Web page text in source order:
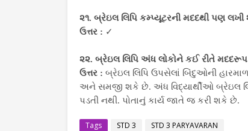
૨૧. બ્રેઇલ લિપિ કમ્પ્યૂટરની મદદથી પણ
ઉત્તર : ✓
૨૨. બ્રેઇલ લિપિ અંધ લોકોને કઈ રીતે
ઉત્તર : બ્રેઇલ લિપિ ઉપસેલાં બિંદુઓની
અને સમજી શકે છે. અંધ વિદ્યાર્થીઓ બ્રેઇલ
પડતી નથી. પોતાનું કાર્ય જાતે જ કરી શકે છે.
Tags STD 3 STD 3 PARYAVARAN